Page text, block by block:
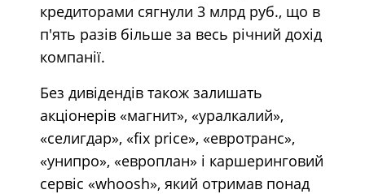
кредиторами сягнули 3 млрд руб., що в
п'ять разів більше за весь річний дохід
компанії.
Без дивідендів також залишать
акціонерів «магнит», «уралкалий»,
«селигдар», «fix price», «евротранс»,
«унипро», «еврoплан» і каршеринговий
сервіс «whoosh», який отримав понад